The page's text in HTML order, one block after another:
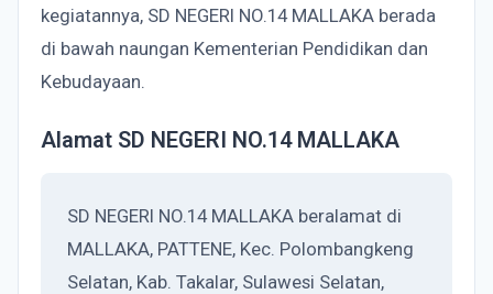
kegiatannya, SD NEGERI NO.14 MALLAKA berada
di bawah naungan Kementerian Pendidikan dan
Kebudayaan.
Alamat SD NEGERI NO.14 MALLAKA
SD NEGERI NO.14 MALLAKA beralamat di
MALLAKA, PATTENE, Kec. Polombangkeng
Selatan, Kab. Takalar, Sulawesi Selatan,